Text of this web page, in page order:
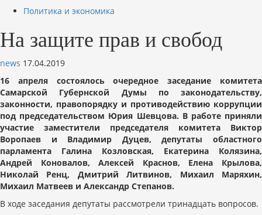
Политика и экономика
На защите прав и свобод
news 17.04.2019
16 апреля состоялось очередное заседание комитета
Самарской Губернской Думы по законодательству,
законности, правопорядку и противодействию коррупции
под председательством Юрия Шевцова. В работе приняли
участие заместители председателя комитета Виктор
Воропаев и Владимир Дуцев, депутаты областного
парламента Галина Козловская, Екатерина Колязина,
Андрей Коновалов, Алексей Краснов, Елена Крылова,
Николай Ренц, Дмитрий Литвинов, Михаил Маряхин,
Михаил Матвеев и Александр Степанов.
В ходе заседания депутаты рассмотрели тринадцать вопросов.